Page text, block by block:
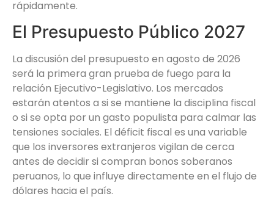
rápidamente.
El Presupuesto Público 2027
La discusión del presupuesto en agosto de 2026
será la primera gran prueba de fuego para la
relación Ejecutivo-Legislativo. Los mercados
estarán atentos a si se mantiene la disciplina fiscal
o si se opta por un gasto populista para calmar las
tensiones sociales. El déficit fiscal es una variable
que los inversores extranjeros vigilan de cerca
antes de decidir si compran bonos soberanos
peruanos, lo que influye directamente en el flujo de
dólares hacia el país.